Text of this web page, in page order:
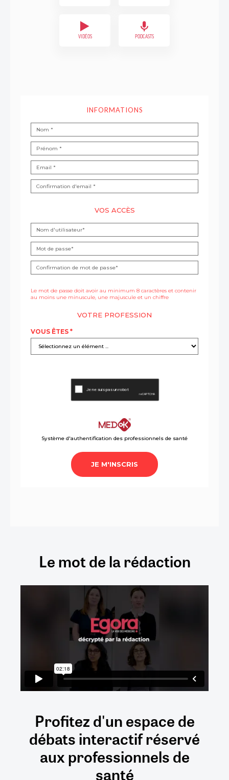
VIDÉOS PODCASTS
Le mot de la rédaction
Profitez d'un espace de
débatsinteractifréservé
auxprofessionnels de
santé